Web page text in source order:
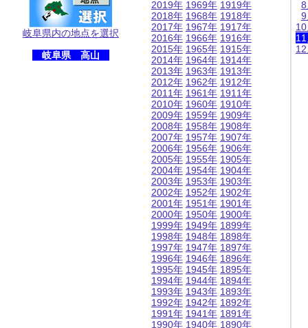
岐阜県内の地点を選択
岐阜県 高山
2019年
2018年
2017年
2016年
2015年
2014年
2013年
2012年
2011年
2010年
2009年
2008年
2007年
2006年
2005年
2004年
2003年
2002年
2001年
2000年
1999年
1998年
1997年
1996年
1995年
1994年
1993年
1992年
1991年
1990年
1969年
1968年
1967年
1966年
1965年
1964年
1963年
1962年
1961年
1960年
1959年
1958年
1957年
1956年
1955年
1954年
1953年
1952年
1951年
1950年
1949年
1948年
1947年
1946年
1945年
1944年
1943年
1942年
1941年
1940年
1919年
1918年
1917年
1916年
1915年
1914年
1913年
1912年
1911年
1910年
1909年
1908年
1907年
1906年
1905年
1904年
1903年
1902年
1901年
1900年
1899年
1898年
1897年
1896年
1895年
1894年
1893年
1892年
1891年
1890年